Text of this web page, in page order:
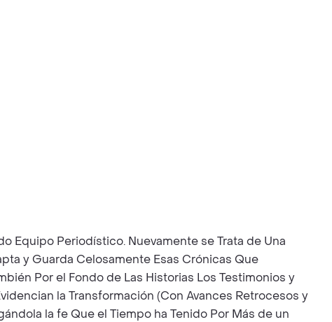
Equipo Periodístico. Nuevamente se Trata de Una
y Guarda Celosamente Esas Crónicas Que
Por el Fondo de Las Historias Los Testimonios y
la Transformación (Con Avances Retrocesos y
la fe Que el Tiempo ha Tenido Por Más de un